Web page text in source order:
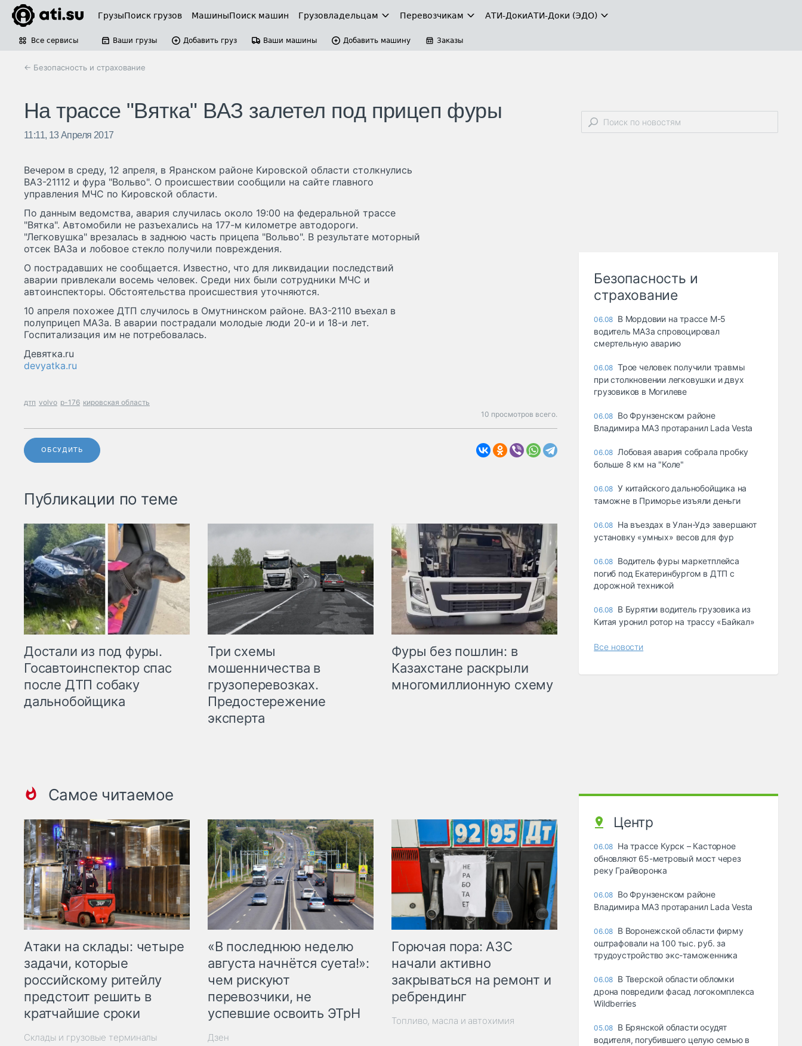
ГрузыПоиск грузов МашиныПоиск машин Грузовладельцам Перевозчикам АТИ-ДокиАТИ-Доки (ЭДО)
Все сервисы Ваши грузы Добавить груз Ваши машины Добавить машину Заказы
← Безопасность и страхование
На трассе "Вятка" ВАЗ залетел под прицеп фуры
11:11, 13 Апреля 2017
Вечером в среду, 12 апреля, в Яранском районе Кировской области столкнулись
ВАЗ-21112 и фура "Вольво". О происшествии сообщили на сайте главного
управления МЧС по Кировской области.
По данным ведомства, авария случилась около 19:00 на федеральной трассе
"Вятка". Автомобили не разъехались на 177-м километре автодороги.
"Легковушка" врезалась в заднюю часть прицепа "Вольво". В результате моторный
отсек ВАЗа и лобовое стекло получили повреждения.
О пострадавших не сообщается. Известно, что для ликвидации последствий
аварии привлекали восемь человек. Среди них были сотрудники МЧС и
автоинспекторы. Обстоятельства происшествия уточняются.
10 апреля похожее ДТП случилось в Омутнинском районе. ВАЗ-2110 въехал в
полуприцеп МАЗа. В аварии пострадали молодые люди 20-и и 18-и лет.
Госпитализация им не потребовалась.
Девятка.ru
devyatka.ru
дтп volvo р-176 кировская область
10 просмотров всего.
ОБСУДИТЬ
Публикации по теме
Достали из под фуры.
Госавтоинспектор спас
после ДТП собаку
дальнобойщика
Три схемы
мошенничества в
грузоперевозках.
Предостережение
эксперта
Фуры без пошлин: в
Казахстане раскрыли
многомиллионную схему
Самое читаемое
Атаки на склады: четыре
задачи, которые
российскому ритейлу
предстоит решить в
кратчайшие сроки
Склады и грузовые терминалы
«В последнюю неделю
августа начнётся суета!»:
чем рискуют
перевозчики, не
успевшие освоить ЭТрН
Дзен
Горючая пора: АЗС
начали активно
закрываться на ремонт и
ребрендинг
Топливо, масла и автохимия
Безопасность и
страхование
06.08 В Мордовии на трассе М-5
водитель МАЗа спровоцировал
смертельную аварию
06.08 Трое человек получили травмы
при столкновении легковушки и двух
грузовиков в Могилеве
06.08 Во Фрунзенском районе
Владимира МАЗ протаранил Lada Vesta
06.08 Лобовая авария собрала пробку
больше 8 км на "Коле"
06.08 У китайского дальнобойщика на
таможне в Приморье изъяли деньги
06.08 Ha въeздax в Улaн-Удэ зaвepшaют
ycтaнoвкy «yмныx» вecoв для фyp
06.08 Водитель фуры маркетплейса
погиб под Екатеринбургом в ДТП с
дорожной техникой
06.08 В Бурятии водитель грузовика из
Китая уронил ротор на трассу «Байкал»
Все новости
Центр
06.08 На трассе Курск – Касторное
обновляют 65-метровый мост через
реку Грайворонка
06.08 Во Фрунзенском районе
Владимира МАЗ протаранил Lada Vesta
06.08 В Воронежской области фирму
оштрафовали на 100 тыс. руб. за
трудоустройство экс-таможенника
06.08 В Тверской области обломки
дрона повредили фасад логокомплекса
Wildberries
05.08 В Брянской области осудят
водителя, погубившего целую семью в